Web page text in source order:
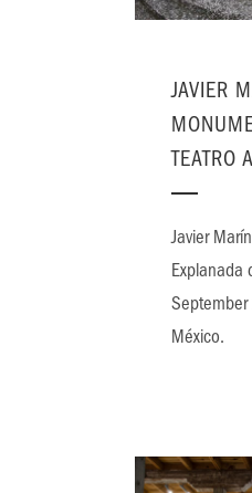
JAVIER
TEATRO
Javier
Explanada
September
México.